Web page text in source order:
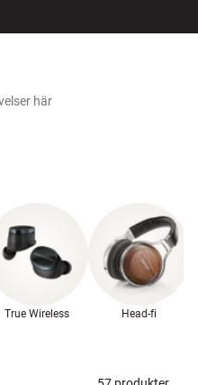
True Wireless Head-fi